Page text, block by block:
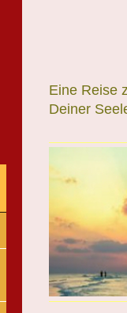
Eine Reise
Deiner